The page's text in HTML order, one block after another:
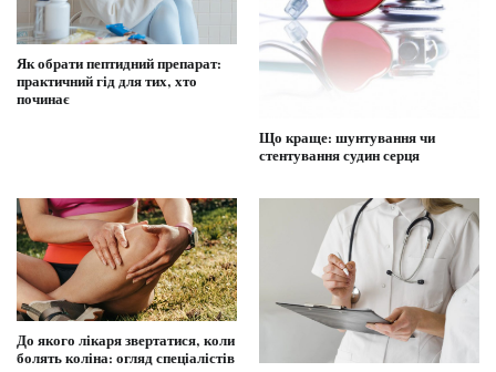
Як обрати пептидний препарат:
практичний гід для тих, хто
починає
Що краще: шунтування чи
стентування судин серця
До якого лікаря звертатися, коли
болять коліна: огляд спеціалістів